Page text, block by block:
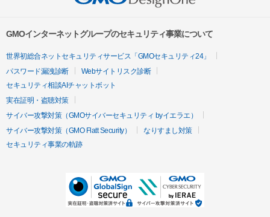
GMOインターネットグループのセキュリティ事業について
世界初総合ネットセキュリティサービス「GMOセキュリティ24」
パスワード漏洩診断
Webサイトリスク診断
セキュリティ相談AIチャットボット
実在証明・盗聴対策
サイバー攻撃対策（GMOサイバーセキュリティ byイエラエ）
サイバー攻撃対策（GMO Flatt Security）
なりすまし対策
セキュリティ事業の軌跡